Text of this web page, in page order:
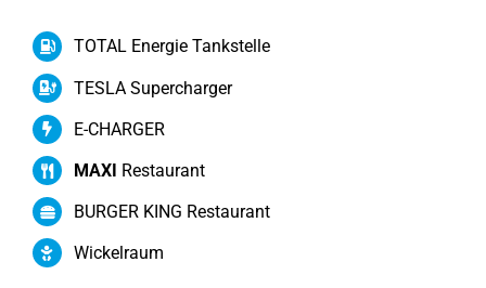
TOTAL Energie Tankstelle
TESLA Supercharger
E-CHARGER
MAXI Restaurant
BURGER KING Restaurant
Wickelraum